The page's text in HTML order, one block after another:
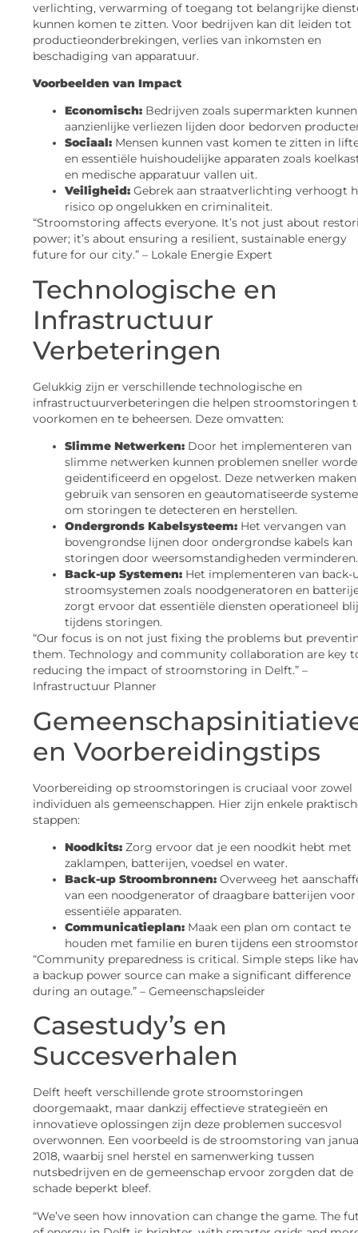
verlichting, verwarming of toegang tot belangrijke
kunnen komen te zitten. Voor bedrijven kan dit leiden tot
productieonderbrekingen, verlies van inkomsten en
beschadiging van apparatuur.
Voorbeelden van Impact
Economisch: Bedrijven zoals supermarkten kunnen
aanzienlijke verliezen lijden door bedorven
Sociaal: Mensen kunnen vast komen te zitten in
en essentiële huishoudelijke apparaten zoals
en medische apparatuur vallen uit.
Veiligheid: Gebrek aan straatverlichting verhoogt
risico op ongelukken en criminaliteit.
“Stroomstoring affects everyone. It’s not just about
power; it’s about ensuring a resilient, sustainable energy
future for our city.” – Lokale Energie Expert
Technologische en
Infrastructuur
Verbeteringen
Gelukkig zijn er verschillende technologische en
infrastructuurverbeteringen die helpen stroomstoringen
voorkomen en te beheersen. Deze omvatten:
Slimme Netwerken: Door het implementeren van
slimme netwerken kunnen problemen sneller
geïdentificeerd en opgelost. Deze netwerken maken
gebruik van sensoren en geautomatiseerde
om storingen te detecteren en herstellen.
Ondergronds Kabelsysteem: Het vervangen van
bovengrondse lijnen door ondergrondse kabels kan
storingen door weersomstandigheden verminderen.
Back-up Systemen: Het implementeren van back-
stroomsystemen zoals noodgeneratoren en
zorgt ervoor dat essentiële diensten operationeel
tijdens storingen.
“Our focus is on not just fixing the problems but
them. Technology and community collaboration are key
reducing the impact of stroomstoring in Delft.” –
Infrastructuur Planner
en Voorbereidingstips
Voorbereiding op stroomstoringen is cruciaal voor zowel
individuen als gemeenschappen. Hier zijn enkele
stappen:
Noodkits: Zorg ervoor dat je een noodkit hebt met
zaklampen, batterijen, voedsel en water.
Back-up Stroombronnen: Overweeg het
van een noodgenerator of draagbare batterijen voor
essentiële apparaten.
Communicatieplan: Maak een plan om contact te
houden met familie en buren tijdens een
“Community preparedness is critical. Simple steps like
a backup power source can make a significant difference
during an outage.” – Gemeenschapsleider
Casestudy’s en
Succesverhalen
Delft heeft verschillende grote stroomstoringen
doorgemaakt, maar dankzij effectieve strategieën en
innovatieve oplossingen zijn deze problemen succesvol
overwonnen. Een voorbeeld is de stroomstoring van
2018, waarbij snel herstel en samenwerking tussen
nutsbedrijven en de gemeenschap ervoor zorgden dat de
schade beperkt bleef.
“We’ve seen how innovation can change the game. The